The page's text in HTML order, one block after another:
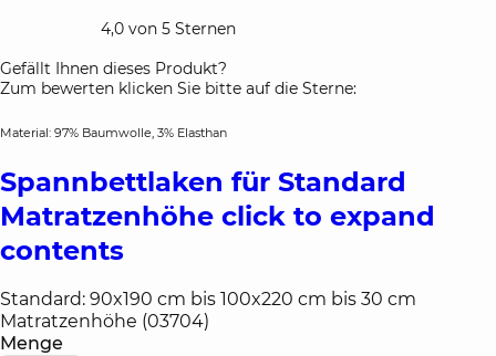
4,0 von 5 Sternen
Gefällt Ihnen dieses Produkt?
Zum bewerten klicken Sie bitte auf die Sterne:
Material: 97% Baumwolle, 3% Elasthan
Spannbettlaken für Standard
Matratzenhöhe click to expand
contents
Standard: 90x190 cm bis 100x220 cm bis 30 cm
Matratzenhöhe (03704)
Menge